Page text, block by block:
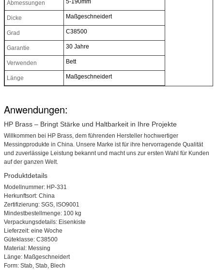
Abmessungen 5-190mm
Dicke Maßgeschneidert
Grad C38500
Garantie 30 Jahre
Verwenden Bett
Länge Maßgeschneidert
Anwendungen:
HP Brass – Bringt Stärke und Haltbarkeit in Ihre Projekte
Willkommen bei HP Brass, dem führenden Hersteller hochwertiger
Messingprodukte in China. Unsere Marke ist für ihre hervorragende Qualität
und zuverlässige Leistung bekannt und macht uns zur ersten Wahl für Kunden
auf der ganzen Welt.
Produktdetails
Modellnummer: HP-331
Herkunftsort: China
Zertifizierung: SGS, ISO9001
Mindestbestellmenge: 100 kg
Verpackungsdetails: Eisenkiste
Lieferzeit: eine Woche
Güteklasse: C38500
Material: Messing
Länge: Maßgeschneidert
Form: Stab, Stab, Blech